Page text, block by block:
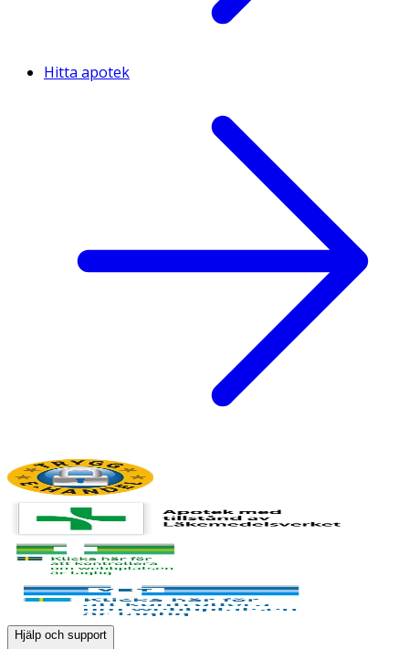
Hitta apotek
Hjälp och support